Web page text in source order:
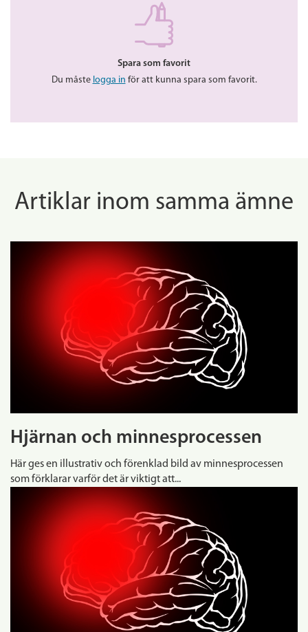
Spara som favorit
Du måste logga in för att kunna spara som favorit.
Artiklar inom samma ämne
Hjärnan och minnesprocessen
Här ges en illustrativ och förenklad bild av minnesprocessen
som förklarar varför det är viktigt att...